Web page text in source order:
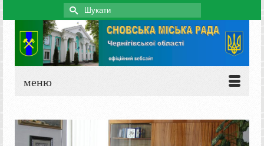
Search
for:
меню